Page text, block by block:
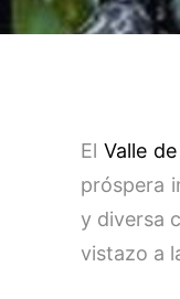
ElValle
próspera
y diversa
vistazo a